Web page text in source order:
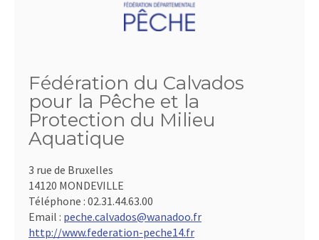
Fédération du Calvados
pour la Pêche et la
Protection du Milieu
Aquatique
3 rue de Bruxelles
14120 MONDEVILLE
Téléphone : 02.31.44.63.00
Email : peche.calvados@wanadoo.fr
http://www.federation-peche14.fr